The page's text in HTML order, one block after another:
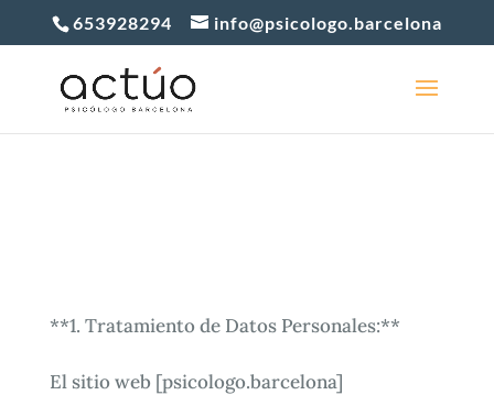
653928294 info@psicologo.barcelona
**1. Tratamiento de Datos Personales:**
El sitio web [psicologo.barcelona]